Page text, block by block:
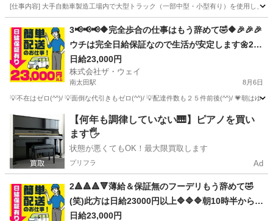
[仕事内容] 大手自動車製造工場内で大型トラック（一部中型・小型有り）を使用
ドライバー
3📢📢📢🔶完全歩合の仕事はもう辞めて🤣🔶🎉🎉🎉
ウチは完全日給保証なので生活が安定します🌼230
00円以上可👍
日給23,000円
株式会社ザ・ウェイ
南太田駅 8月6日
💡不在はゼロ(^^)/ 💡面倒な代引きもゼロ(^^)/ 💡配達件数も２５件前後(^^)/ 💗朝はゆ
神奈川 南太田駅 ドライバー ネットスーパー
【何年も調律していない🎹】ピアノを買い
ます🖐️
状態が悪くてもOK！最大限買取します
プリフラ Ad
2🔺🔺🔺🔻薄給＆保証無のフーデリもう辞めて🤣
(笑)此方は日給23000円以上🔷🔷🔷朝10時半から出
勤❗️弊社は週休２日🌸安定収入で女子いっぱい🎉さ
日給23,000円